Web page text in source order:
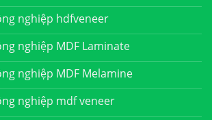
nghiệp hdfveneer
nghiệp MDF Laminate
nghiệp MDF Melamine
nghiệp mdf veneer